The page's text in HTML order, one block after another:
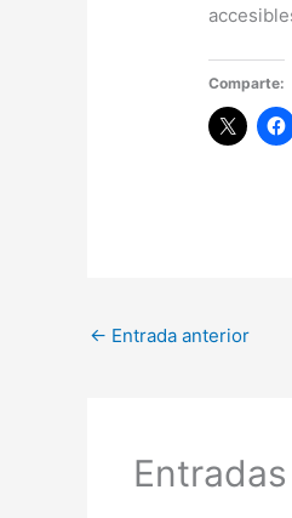
Comparte:
← Entrada anterior